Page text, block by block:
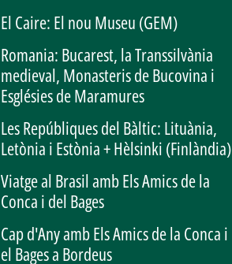
El Caire: El nou Museu (GEM)
Romania: Bucarest, la Transsilvània
medieval, Monasteris de Bucovina i
Esglésies de Maramures
Les Repúbliques del Bàltic: Lituània,
Letònia i Estònia + Hèlsinki (Finlàndia)
Viatge al Brasil amb Els Amics de la
Conca i del Bages
Cap d'Any amb Els Amics de la Conca i
el Bages a Bordeus